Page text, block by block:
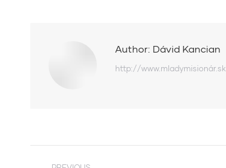
Author: Dávid Kancian
http://www.mladymisionár.sk